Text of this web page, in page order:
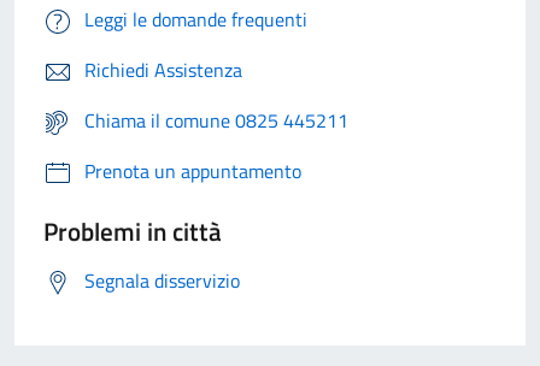
Leggi le domande frequenti
Richiedi Assistenza
Chiama il comune 0825 445211
Prenota un appuntamento
Problemi in città
Segnala disservizio